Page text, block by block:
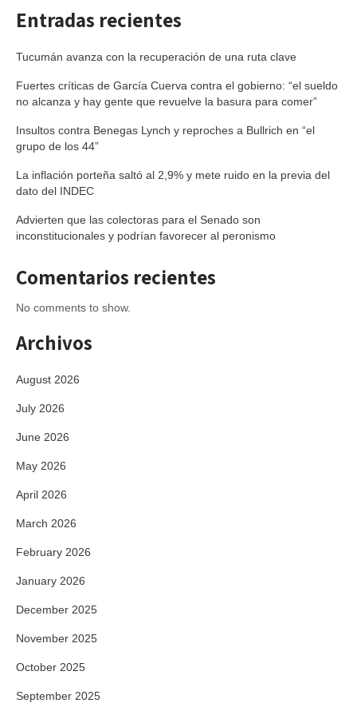
Entradas recientes
Tucumán avanza con la recuperación de una ruta clave
Fuertes críticas de García Cuerva contra el gobierno: “el sueldo
no alcanza y hay gente que revuelve la basura para comer”
Insultos contra Benegas Lynch y reproches a Bullrich en “el
grupo de los 44”
La inflación porteña saltó al 2,9% y mete ruido en la previa del
dato del INDEC
Advierten que las colectoras para el Senado son
inconstitucionales y podrían favorecer al peronismo
Comentarios recientes
No comments to show.
Archivos
August 2026
July 2026
June 2026
May 2026
April 2026
March 2026
February 2026
January 2026
December 2025
November 2025
October 2025
September 2025